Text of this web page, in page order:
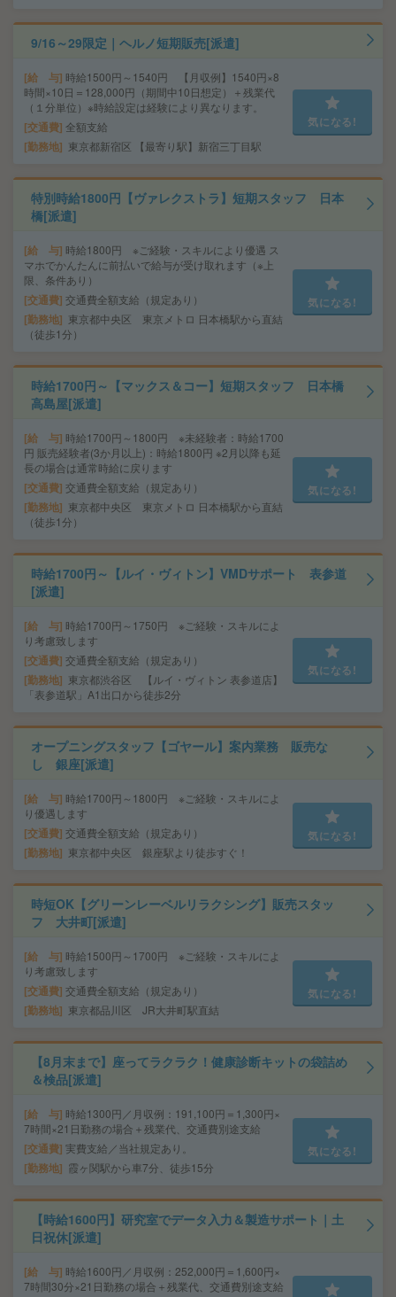
9/16～29限定｜ヘルノ短期販売[派遣]
給 与 時給1500円～1540円 【月収例】1540円×8
時間×10日＝128,000円（期間中10日想定）＋残業代
（１分単位）※時給設定は経験により異なります。
交通費 全額支給
勤務地 東京都新宿区 【最寄り駅】新宿三丁目駅
気になる!
特別時給1800円【ヴァレクストラ】短期スタッフ 日本
橋[派遣]
給 与 時給1800円 ※ご経験・スキルにより優遇 ス
マホでかんたんに前払いで給与が受け取れます（※上
限、条件あり）
交通費 交通費全額支給（規定あり）
勤務地
東京都中央区 東京メトロ 日本橋駅から直結
（徒歩1分）
気になる!
時給1700円～【マックス＆コー】短期スタッフ 日本橋
高島屋[派遣]
給 与 時給1700円～1800円 ※未経験者：時給1700
円 販売経験者(3か月以上)：時給1800円 ※2月以降も延
長の場合は通常時給に戻ります
交通費 交通費全額支給（規定あり）
勤務地
東京都中央区 東京メトロ 日本橋駅から直結
（徒歩1分）
気になる!
時給1700円～【ルイ・ヴィトン】VMDサポート 表参道
[派遣]
給 与 時給1700円～1750円 ※ご経験・スキルによ
り考慮致します
交通費 交通費全額支給（規定あり）
勤務地
東京都渋谷区 【ルイ・ヴィトン 表参道店】
「表参道駅」A1出口から徒歩2分
気になる!
オープニングスタッフ【ゴヤール】案内業務 販売な
し 銀座[派遣]
給 与 時給1700円～1800円 ※ご経験・スキルによ
り優遇します
交通費 交通費全額支給（規定あり）
勤務地 東京都中央区 銀座駅より徒歩すぐ！
気になる!
時短OK【グリーンレーベルリラクシング】販売スタッ
フ 大井町[派遣]
給 与 時給1500円～1700円 ※ご経験・スキルによ
り考慮致します
交通費 交通費全額支給（規定あり）
勤務地 東京都品川区 JR大井町駅直結
気になる!
【8月末まで】座ってラクラク！健康診断キットの袋詰め
＆検品[派遣]
給 与 時給1300円／月収例：191,100円＝1,300円×
7時間×21日勤務の場合＋残業代、交通費別途支給
交通費 実費支給／当社規定あり。
勤務地 霞ヶ関駅から車7分、徒歩15分
気になる!
【時給1600円】研究室でデータ入力＆製造サポート｜土
日祝休[派遣]
給 与 時給1600円／月収例：252,000円＝1,600円×
7時間30分×21日勤務の場合＋残業代、交通費別途支給